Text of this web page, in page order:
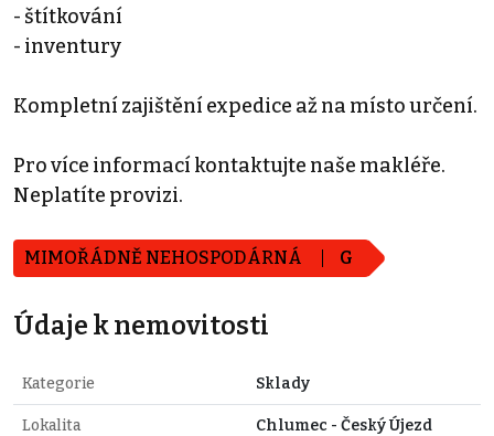
- štítkování
- inventury
Kompletní zajištění expedice až na místo určení.
Pro více informací kontaktujte naše makléře.
Neplatíte provizi.
MIMOŘÁDNĚ NEHOSPODÁRNÁ G
Údaje k nemovitosti
Kategorie Sklady
Lokalita Chlumec - Český Újezd